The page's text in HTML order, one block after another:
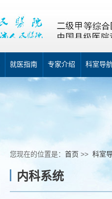
就医指南 专家介绍 科室导
您现在的位置是： 首页 >> 科室
内科系统